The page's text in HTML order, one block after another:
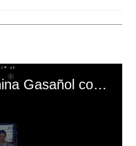
El mal momento de Yanina Gasañol con un hincha argentino en "Subrayado"